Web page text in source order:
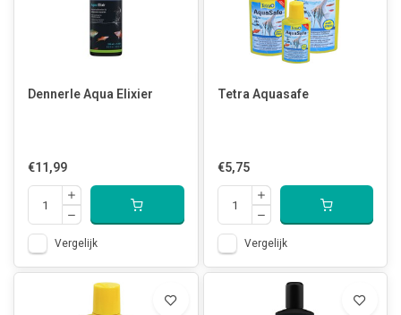
Dennerle Aqua Elixier
€11,99
Vergelijk
Tetra Aquasafe
€5,75
Vergelijk